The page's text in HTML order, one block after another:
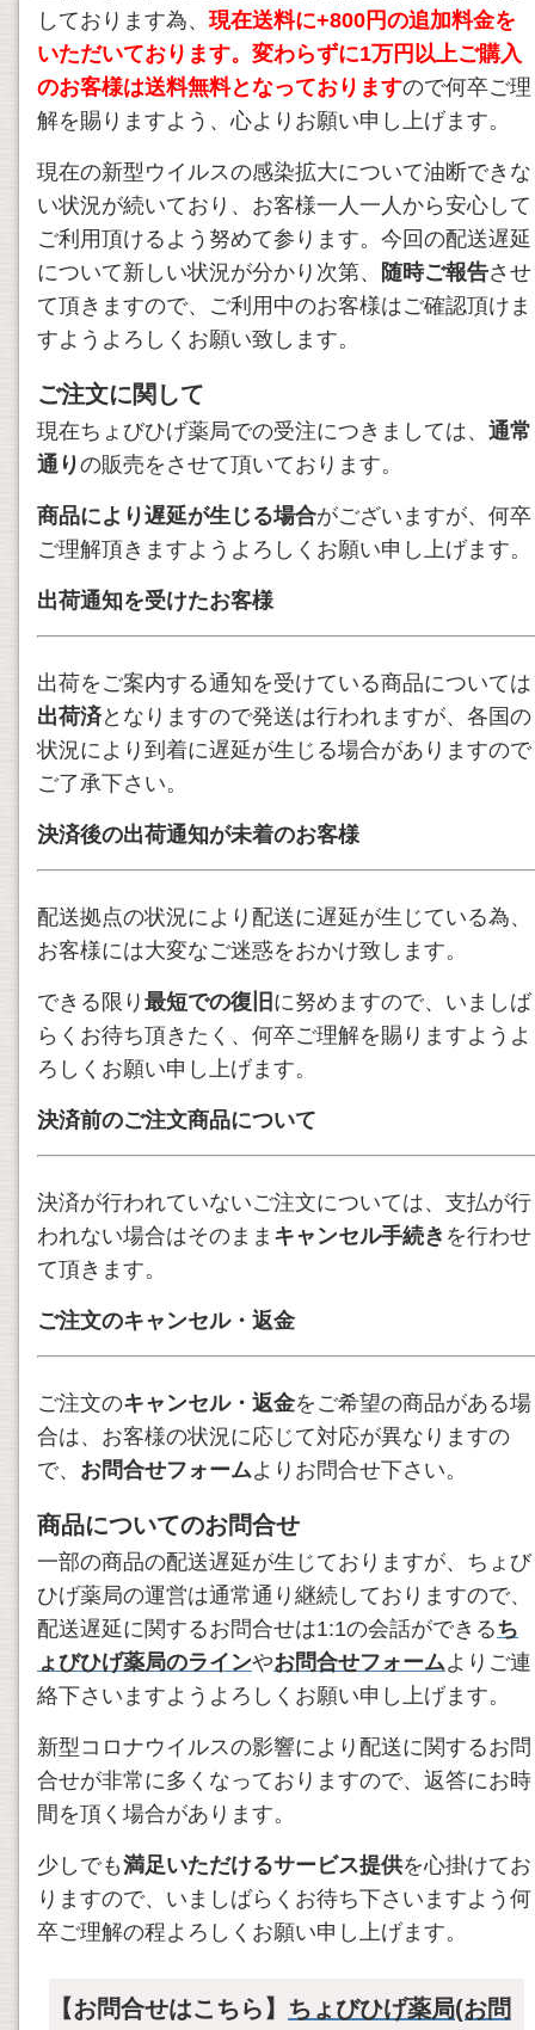
しております為、 現在送料に+800円の追加料金を
いただいております。変わらずに1万円以上ご購入
のお客様は送料無料となっておりますので何卒ご理
解を賜りますよう、心よりお願い申し上げます。
現在の新型ウイルスの感染拡大について油断できな
い状況が続いており、お客様一人一人から安心して
ご利用頂けるよう努めて参ります。今回の配送遅延
について新しい状況が分かり次第、 随時ご報告させ
て頂きますので、ご利用中のお客様はご確認頂けま
すようよろしくお願い致します。
ご注文に関して
現在ちょびひげ薬局での受注につきましては、 通常
通りの販売をさせて頂いております。
商品により遅延が生じる場合がございますが、何卒
ご理解頂きますようよろしくお願い申し上げます。
出荷通知を受けたお客様
出荷をご案内する通知を受けている商品については
出荷済となりますので発送は行われますが、各国の
状況により到着に遅延が生じる場合がありますので
ご了承下さい。
決済後の出荷通知が未着のお客様
配送拠点の状況により配送に遅延が生じている為、
お客様には大変なご迷惑をおかけ致します。
できる限り 最短での復旧 に努めますので、いましば
らくお待ち頂きたく、何卒ご理解を賜りますようよ
ろしくお願い申し上げます。
決済前のご注文商品について
決済が行われていないご注文については、支払が行
われない場合はそのまま キャンセル手続き を行わせ
て頂きます。
ご注文のキャンセル・返金
ご注文のキャンセル・返金をご希望の商品がある場
合は、お客様の状況に応じて対応が異なりますの
で、 お問合せフォームよりお問合せ下さい。
商品についてのお問合せ
一部の商品の配送遅延が生じておりますが、ちょび
ひげ薬局の運営は通常通り継続しておりますので、
配送遅延に関するお問合せは1:1の会話ができるち
ょびひげ薬局のラインやお問合せフォームよりご連
絡下さいますようよろしくお願い申し上げます。
新型コロナウイルスの影響により配送に関するお問
合せが非常に多くなっておりますので、返答にお時
間を頂く場合があります。
少しでも満足いただけるサービス提供を心掛けてお
りますので、いましばらくお待ち下さいますよう何
卒ご理解の程よろしくお願い申し上げます。
【お問合せはこちら】 ちょびひげ薬局(お問